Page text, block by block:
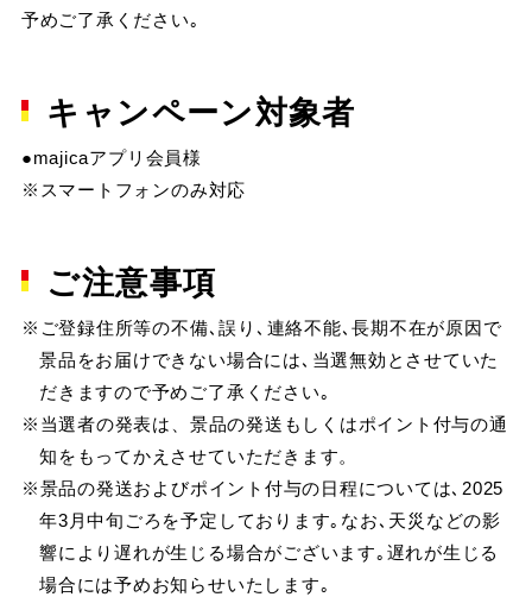
予めご了承ください｡
キャンペーン対象者
●majicaアプリ会員様
※スマートフォンのみ対応
ご注意事項
※ご登録住所等の不備､誤り､連絡不能､長期不在が原因で
景品をお届けできない場合には､当選無効とさせていた
だきますので予めご了承ください｡
※当選者の発表は、景品の発送もしくはポイント付与の通
知をもってかえさせていただきます。
※景品の発送およびポイント付与の日程については､2025
年3月中旬ごろを予定しております｡なお､天災などの影
響により遅れが生じる場合がございます｡遅れが生じる
場合には予めお知らせいたします｡